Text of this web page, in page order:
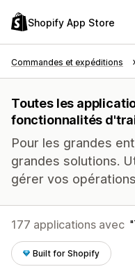
Shopify App Store
Commandes et expéditions
Toutes les
fonctionnalités
Pour les grandes
grandes solutions.
gérer vos
177 applications avec
Built for Shopify